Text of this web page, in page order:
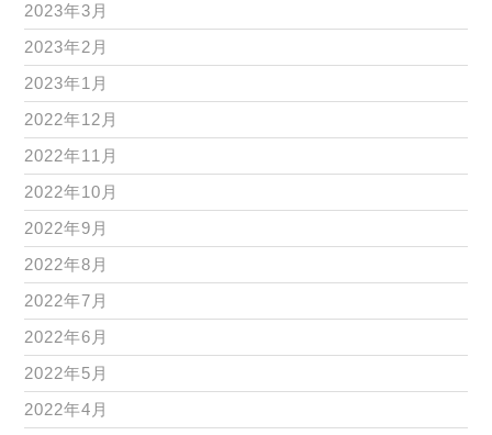
2023年3月
2023年2月
2023年1月
2022年12月
2022年11月
2022年10月
2022年9月
2022年8月
2022年7月
2022年6月
2022年5月
2022年4月